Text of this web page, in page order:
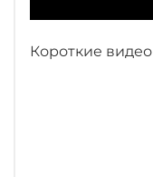
Короткие видео